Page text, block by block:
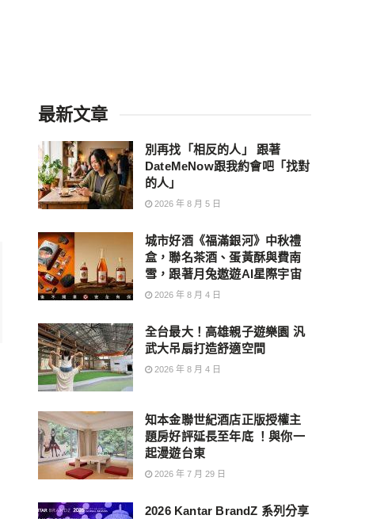
最新文章
別再找「相反的人」 跟著
DateMeNow跟我約會吧「找對
的人」
2026 年 8 月 5 日
城市好酒《福滿銀河》中秋禮
盒，聯名茶酒、蛋黃酥與費南
雪，跟著月兔遨遊AI星際宇宙
2026 年 8 月 4 日
全台最大！高雄親子遊樂園 汎
武大吊扇打造舒適空間
2026 年 8 月 4 日
知本金聯世紀酒店正版授權主
題房好評延長至年底 ！與你一
起漫遊台東
2026 年 7 月 29 日
2026 Kantar BrandZ 系列分享